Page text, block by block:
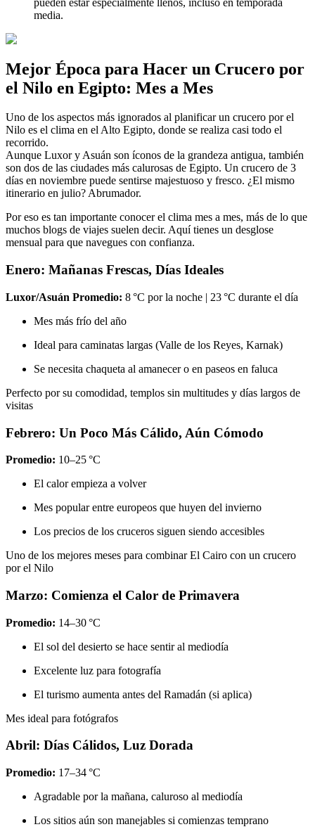
media.
Mejor Época para Hacer un Crucero por
el Nilo en Egipto: Mes a Mes
Uno de los aspectos más ignorados al planificar un crucero por el
Nilo es el clima en el Alto Egipto, donde se realiza casi todo el
recorrido.
Aunque Luxor y Asuán son íconos de la grandeza antigua, también
son dos de las ciudades más calurosas de Egipto. Un crucero de 3
días en noviembre puede sentirse majestuoso y fresco. ¿El mismo
itinerario en julio? Abrumador.
Por eso es tan importante conocer el clima mes a mes, más de lo que
muchos blogs de viajes suelen decir. Aquí tienes un desglose
mensual para que navegues con confianza.
Enero: Mañanas Frescas, Días Ideales
Luxor/Asuán Promedio: 8 °C por la noche | 23 °C durante el día
Mes más frío del año
Ideal para caminatas largas (Valle de los Reyes, Karnak)
Se necesita chaqueta al amanecer o en paseos en faluca
Perfecto por su comodidad, templos sin multitudes y días largos de
visitas
Febrero: Un Poco Más Cálido, Aún Cómodo
Promedio: 10–25 °C
El calor empieza a volver
Mes popular entre europeos que huyen del invierno
Los precios de los cruceros siguen siendo accesibles
Uno de los mejores meses para combinar El Cairo con un crucero
por el Nilo
Marzo: Comienza el Calor de Primavera
Promedio: 14–30 °C
El sol del desierto se hace sentir al mediodía
Excelente luz para fotografía
El turismo aumenta antes del Ramadán (si aplica)
Mes ideal para fotógrafos
Abril: Días Cálidos, Luz Dorada
Promedio: 17–34 °C
Agradable por la mañana, caluroso al mediodía
Los sitios aún son manejables si comienzas temprano